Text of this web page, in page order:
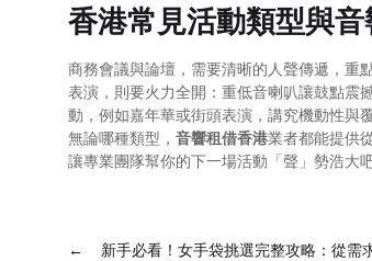
香港常見活動類型與
商務會議與論壇，需要清晰的人聲傳遞，重
表演，則要火力全開：重低音喇叭讓鼓點震
動，例如嘉年華或街頭表演，講究機動性與
無論哪種類型， 音響租借香港業者都能提供
讓專業團隊幫你的下一場活動「聲」勢浩大
← 新手必看！女手袋挑選完整攻略：從需